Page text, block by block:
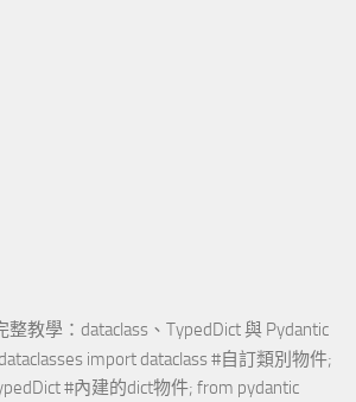
教學：dataclass、TypedDict 與 Pydantic
import dataclass #自訂類別物件;
#內建的dict物件; from pydantic